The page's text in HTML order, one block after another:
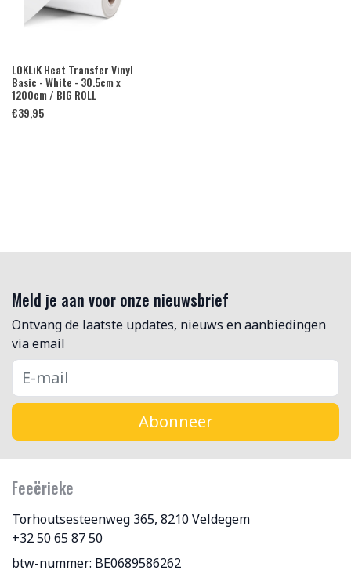
LOKLiK Heat Transfer Vinyl
Basic - White - 30.5cm x
1200cm / BIG ROLL
€39,95
Meld je aan voor onze nieuwsbrief
Ontvang de laatste updates, nieuws en aanbiedingen
via email
Abonneer
Feeërieke
Torhoutsesteenweg 365, 8210 Veldegem
+32 50 65 87 50
btw-nummer: BE0689586262